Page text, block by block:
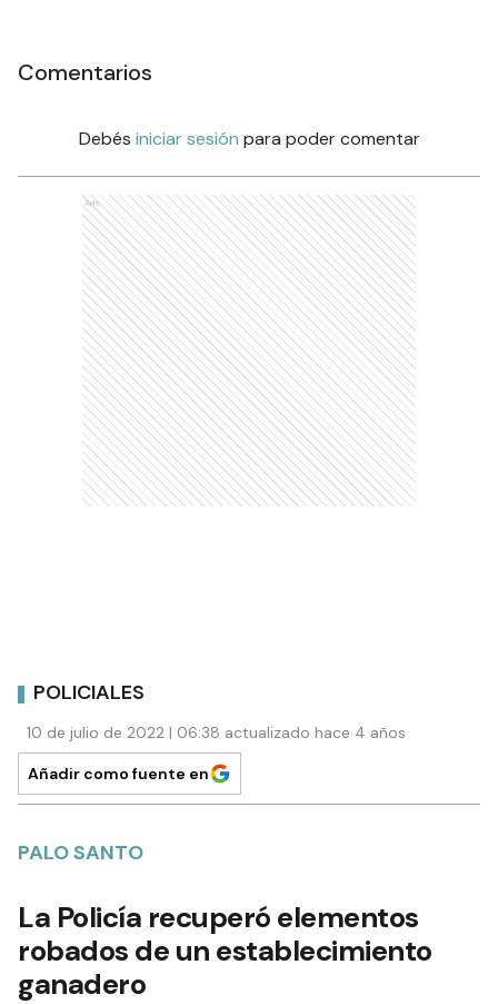
Comentarios
Debés iniciar sesión para poder comentar
Ads
POLICIALES
10 de julio de 2022 | 06:38 actualizado hace 4 años
Añadir como fuente en
PALO SANTO
La Policía recuperó elementos
robados de un establecimiento
ganadero